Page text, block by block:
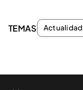
TEMAS Actualidad